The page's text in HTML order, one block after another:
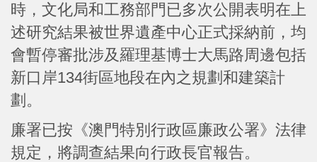
時，文化局和工務部門已多次公開表明在上
述研究結果被世界遺產中心正式採納前，均
會暫停審批涉及羅理基博士大馬路周邊包括
新口岸134街區地段在內之規劃和建築計
劃。
廉署已按《澳門特別行政區廉政公署》法律
規定，將調查結果向行政長官報告。